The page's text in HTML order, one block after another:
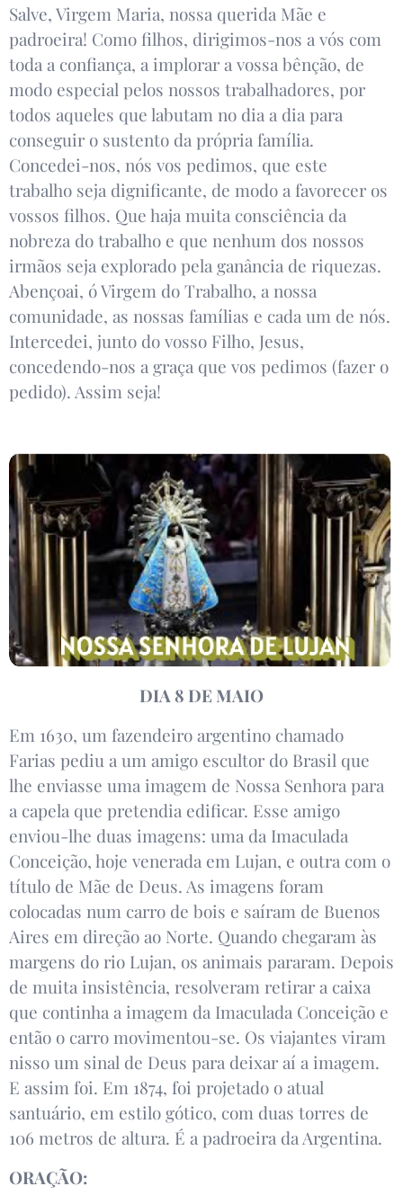
Salve, Virgem Maria, nossa querida Mãe e
padroeira! Como filhos, dirigimos-nos a vós com
toda a confiança, a implorar a vossa bênção, de
modo especial pelos nossos trabalhadores, por
todos aqueles que labutam no dia a dia para
conseguir o sustento da própria família.
Concedei-nos, nós vos pedimos, que este
trabalho seja dignificante, de modo a favorecer os
vossos filhos. Que haja muita consciência da
nobreza do trabalho e que nenhum dos nossos
irmãos seja explorado pela ganância de riquezas.
Abençoai, ó Virgem do Trabalho, a nossa
comunidade, as nossas famílias e cada um de nós.
Intercedei, junto do vosso Filho, Jesus,
concedendo-nos a graça que vos pedimos (fazer o
pedido). Assim seja!
DIA 8 DE MAIO
Em 1630, um fazendeiro argentino chamado
Farias pediu a um amigo escultor do Brasil que
lhe enviasse uma imagem de Nossa Senhora para
a capela que pretendia edificar. Esse amigo
enviou-lhe duas imagens: uma da Imaculada
Conceição, hoje venerada em Lujan, e outra com o
título de Mãe de Deus. As imagens foram
colocadas num carro de bois e saíram de Buenos
Aires em direção ao Norte. Quando chegaram às
margens do rio Lujan, os animais pararam. Depois
de muita insistência, resolveram retirar a caixa
que continha a imagem da Imaculada Conceição e
então o carro movimentou-se. Os viajantes viram
nisso um sinal de Deus para deixar aí a imagem.
E assim foi. Em 1874, foi projetado o atual
santuário, em estilo gótico, com duas torres de
106 metros de altura. É a padroeira da Argentina.
ORAÇÃO: